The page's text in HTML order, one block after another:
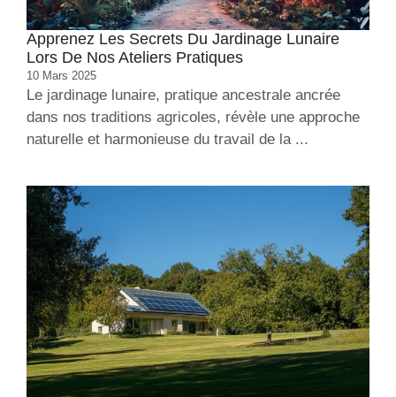
Apprenez Les Secrets Du Jardinage Lunaire
Lors De Nos Ateliers Pratiques
10 Mars 2025
Le jardinage lunaire, pratique ancestrale ancrée
dans nos traditions agricoles, révèle une approche
naturelle et harmonieuse du travail de la ...